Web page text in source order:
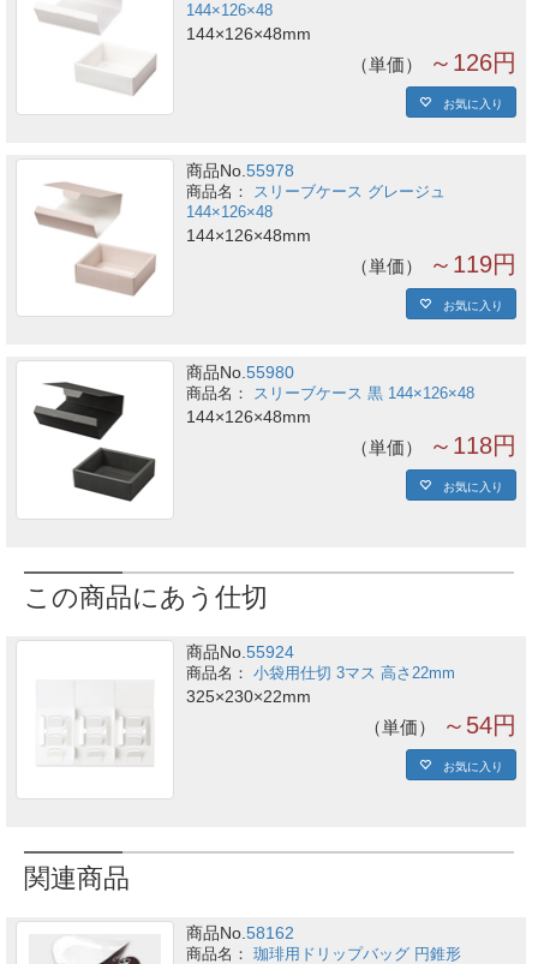
144×126×48
144×126×48mm
単価 ～126円
お気に入り
商品No.55978
スリーブケース グレージュ
144×126×48
144×126×48mm
単価 ～119円
お気に入り
商品No.55980
スリーブケース 黒 144×126×48
144×126×48mm
単価 ～118円
お気に入り
この商品にあう仕切
商品No.55924
小袋用仕切 3マス 高さ22mm
325×230×22mm
単価 ～54円
お気に入り
関連商品
商品No.58162
珈琲用ドリップバッグ 円錐形